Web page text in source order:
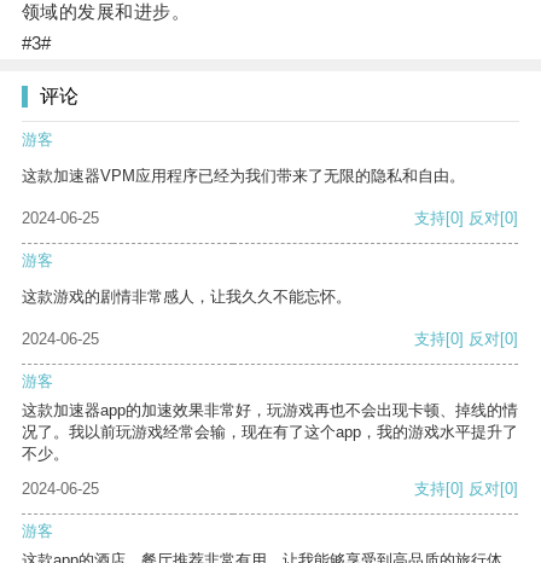
领域的发展和进步。
#3#
评论
游客
这款加速器VPM应用程序已经为我们带来了无限的隐私和自由。
2024-06-25 支持[0] 反对[0]
游客
这款游戏的剧情非常感人，让我久久不能忘怀。
2024-06-25 支持[0] 反对[0]
游客
这款加速器app的加速效果非常好，玩游戏再也不会出现卡顿、掉线的情
况了。我以前玩游戏经常会输，现在有了这个app，我的游戏水平提升了
不少。
2024-06-25
支持[0] 反对[0]
游客